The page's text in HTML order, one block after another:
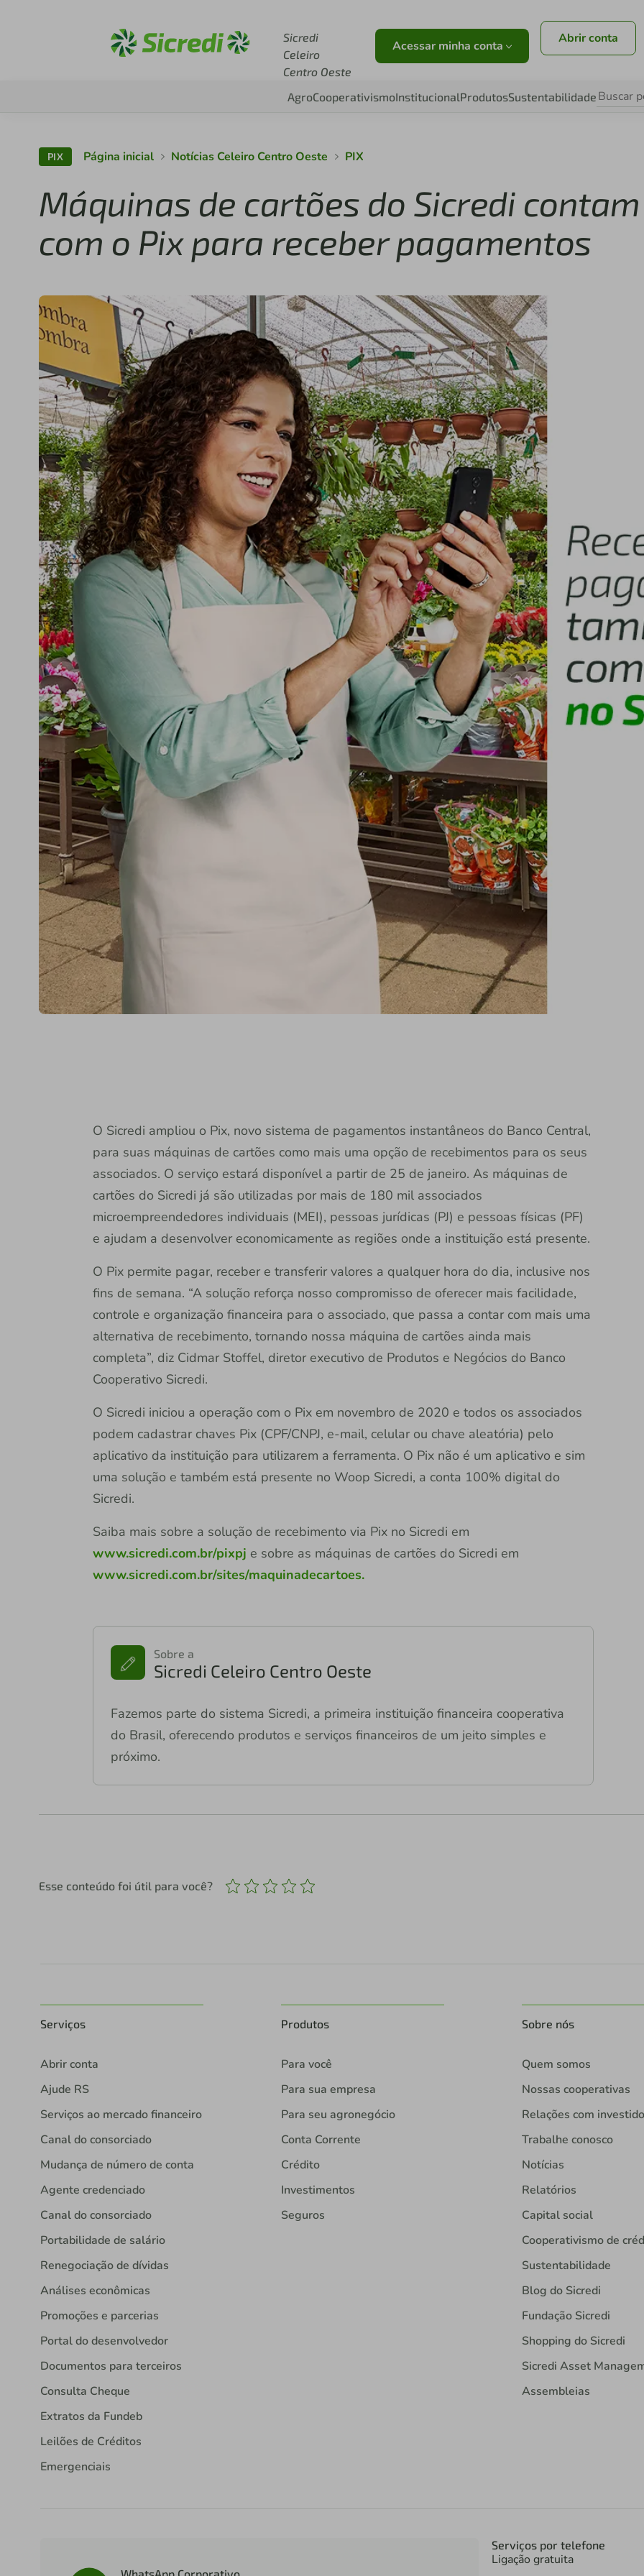
Sicredi
Celeiro
Centro Oeste
Acessar minha conta Abrir conta
AgroCooperativismoInstitucionalProdutosSustentabilidade
PIX Página inicial Notícias Celeiro Centro Oeste PIX
Máquinas de cartões do Sicredi contam
com o Pix para receber pagamentos
O Sicredi ampliou o Pix, novo sistema de pagamentos instantâneos do Banco Central,
para suas máquinas de cartões como mais uma opção de recebimentos para os seus
associados. O serviço estará disponível a partir de 25 de janeiro. As máquinas de
cartões do Sicredi já são utilizadas por mais de 180 mil associados
microempreendedores individuais (MEI), pessoas jurídicas (PJ) e pessoas físicas (PF)
e ajudam a desenvolver economicamente as regiões onde a instituição está presente.
O Pix permite pagar, receber e transferir valores a qualquer hora do dia, inclusive nos
fins de semana. “A solução reforça nosso compromisso de oferecer mais facilidade,
controle e organização financeira para o associado, que passa a contar com mais uma
alternativa de recebimento, tornando nossa máquina de cartões ainda mais
completa”, diz Cidmar Stoffel, diretor executivo de Produtos e Negócios do Banco
Cooperativo Sicredi.
O Sicredi iniciou a operação com o Pix em novembro de 2020 e todos os associados
podem cadastrar chaves Pix (CPF/CNPJ, e-mail, celular ou chave aleatória) pelo
aplicativo da instituição para utilizarem a ferramenta. O Pix não é um aplicativo e sim
uma solução e também está presente no Woop Sicredi, a conta 100% digital do
Sicredi.
Saiba mais sobre a solução de recebimento via Pix no Sicredi em
www.sicredi.com.br/pixpj e sobre as máquinas de cartões do Sicredi em
www.sicredi.com.br/sites/maquinadecartoes.
Sobre a
Sicredi Celeiro Centro Oeste
Fazemos parte do sistema Sicredi, a primeira instituição financeira cooperativa
do Brasil, oferecendo produtos e serviços financeiros de um jeito simples e
próximo.
Esse conteúdo foi útil para você?
Serviços
Abrir conta
Ajude RS
Serviços ao mercado financeiro
Canal do consorciado
Mudança de número de conta
Agente credenciado
Canal do consorciado
Portabilidade de salário
Renegociação de dívidas
Análises econômicas
Promoções e parcerias
Portal do desenvolvedor
Documentos para terceiros
Consulta Cheque
Extratos da Fundeb
Leilões de Créditos
Emergenciais
Produtos
Para você
Para sua empresa
Para seu agronegócio
Conta Corrente
Crédito
Investimentos
Seguros
Sobre nós
Quem somos
Nossas cooperativas
Relações com
Trabalhe conosco
Notícias
Relatórios
Capital social
Cooperativismo de
Sustentabilidade
Blog do Sicredi
Fundação Sicredi
Shopping do Sicredi
Sicredi Asset
Assembleias
Serviços por telefone
Ligação gratuita